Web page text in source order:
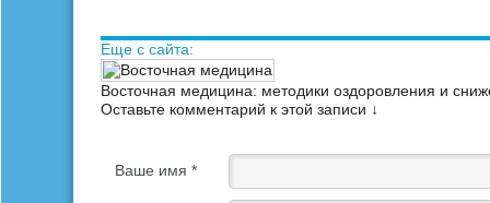
Еще с сайта:
Восточная медицина: методики оздоровления и
Оставьте комментарий к этой записи ↓
Ваше имя *